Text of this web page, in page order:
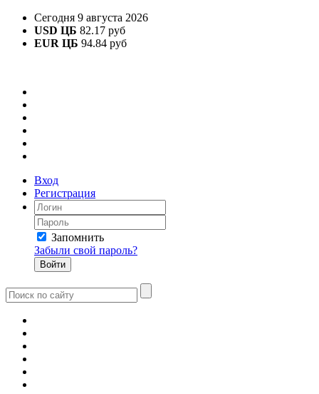
Сегодня 9 августа 2026
USD ЦБ 82.17 руб
EUR ЦБ 94.84 руб
Вход
Регистрация
Запомнить
Забыли свой пароль?